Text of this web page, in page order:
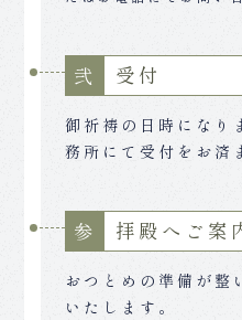
弐 受付
御祈祷の日時になり
務所にて受付をお済
参 拝殿へご案
おつとめの準備が整
いたします。